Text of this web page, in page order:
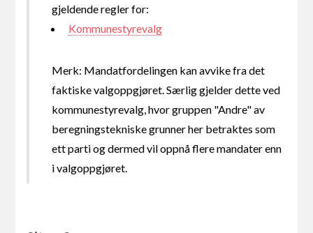
gjeldende regler for:
Kommunestyrevalg
Merk: Mandatfordelingen kan avvike fra det
faktiske valgoppgjøret. Særlig gjelder dette ved
kommunestyrevalg, hvor gruppen "Andre" av
beregningstekniske grunner her betraktes som
ett parti og dermed vil oppnå flere mandater enn
i valgoppgjøret.